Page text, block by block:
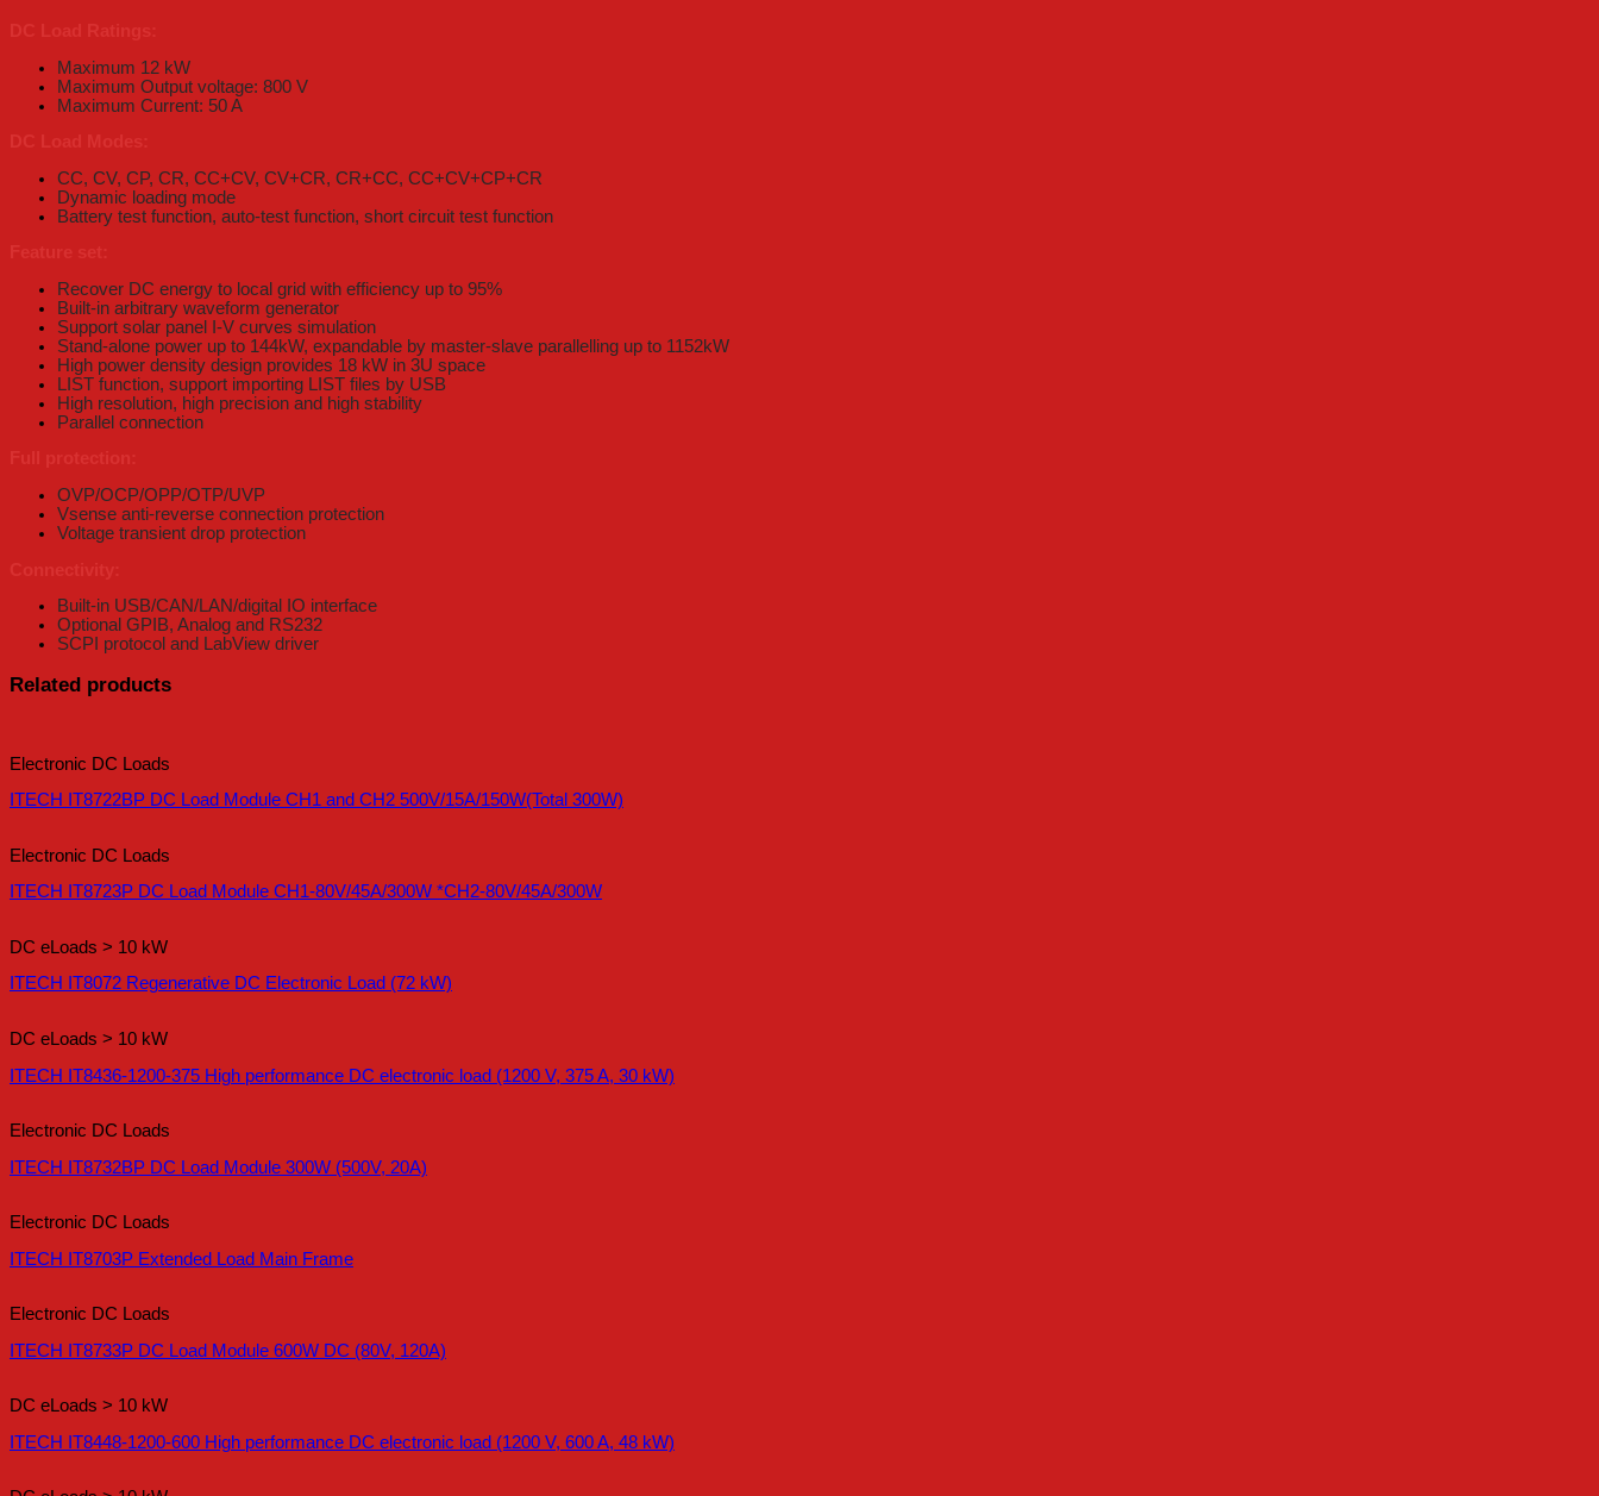
Maximum 12 kW
Maximum Output voltage: 800 V
Maximum Current: 50 A
CC, CV, CP, CR, CC+CV, CV+CR, CR+CC, CC+CV+CP+CR
Dynamic loading mode
Battery test function, auto-test function, short circuit test function
Recover DC energy to local grid with efficiency up to 95%
Built-in arbitrary waveform generator
Support solar panel I-V curves simulation
Stand-alone power up to 144kW, expandable by master-slave parallelling up to 1152kW
High power density design provides 18 kW in 3U space
LIST function, support importing LIST files by USB
High resolution, high precision and high stability
Parallel connection
OVP/OCP/OPP/OTP/UVP
Vsense anti-reverse connection protection
Voltage transient drop protection
Built-in USB/CAN/LAN/digital IO interface
Optional GPIB, Analog and RS232
SCPI protocol and LabView driver
Related products
Electronic DC Loads
ITECH IT8722BP DC Load Module CH1 and CH2 500V/15A/150W(Total 300W)
Electronic DC Loads
ITECH IT8723P DC Load Module CH1-80V/45A/300W *CH2-80V/45A/300W
DC eLoads > 10 kW
ITECH IT8072 Regenerative DC Electronic Load (72 kW)
DC eLoads > 10 kW
ITECH IT8436-1200-375 High performance DC electronic load (1200 V, 375 A, 30 kW)
Electronic DC Loads
ITECH IT8732BP DC Load Module 300W (500V, 20A)
Electronic DC Loads
ITECH IT8703P Extended Load Main Frame
Electronic DC Loads
ITECH IT8733P DC Load Module 600W DC (80V, 120A)
DC eLoads > 10 kW
ITECH IT8448-1200-600 High performance DC electronic load (1200 V, 600 A, 48 kW)